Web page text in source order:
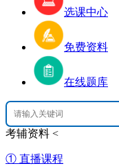
选课中心
免费资料
在线题库
考辅资料 <
① 直播课程